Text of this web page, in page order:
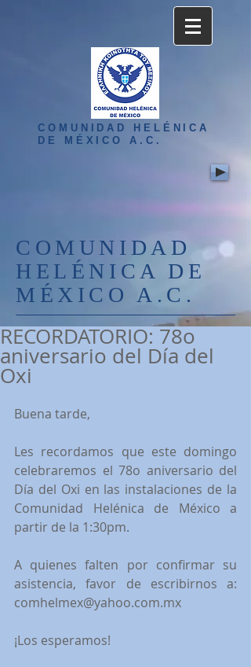
COMUNIDAD HELÉNICA
DE MÉXICO A.C.
COMUNIDAD
HELÉNICA DE
MÉXICO A.C.
RECORDATORIO: 78o
aniversario del Día del
Oxi
Buena tarde,
Les recordamos que este domingo
celebraremos el 78o aniversario del
Día del Oxi en las instalaciones de la
Comunidad Helénica de México a
partir de la 1:30pm.
A quienes falten por confirmar su
asistencia, favor de escribirnos a:
comhelmex@yahoo.com.mx
¡Los esperamos!